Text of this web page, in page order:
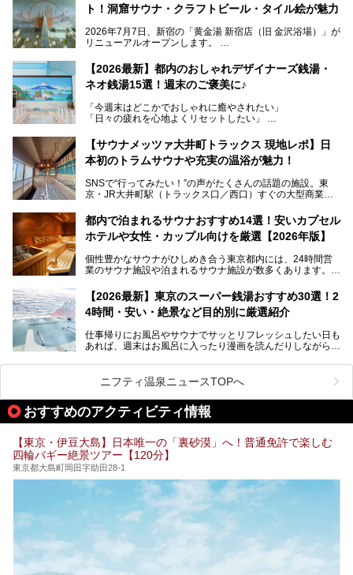
ト！洞窟サウナ・クラフトビール・タイル絵が魅力
2026年7月7日、新宿の「黄金湯 新宿店（旧 金沢浴場）」が
リニューアルオープンします。
レトロでノスタルジックなタイル絵はそのまま、昔からここ
を知る地元の人にも、新しく足を運んでくれる人にも愛され
る、今の時代の"銭湯"として生まれ変わりました。洞窟のよ
ビアバーなど、新しく登場したスポットも併せて紹介しま
す。充実した設備があるのに、基本の入浴料が銭湯価格の5
【2026最新】都内のおしゃれデザイナーズ銭湯・
ネオ銭湯15選！週末のご褒美に♪
「今週末はどこかでおしゃれに癒やされたい」
「日々の疲れを心地よくリセットしたい」
となっている新しいスタイルの銭湯です。
最近、SNSやメディアで「デザイナーズ銭湯」や「ネオ銭
本記事では、そもそもこれらがどんな銭湯なのか、その気に
いおしゃれな名店15選を、おすすめの順番で一挙にご紹介
します。
【サウナメッツァ大井町トラックス 現地レポ】日
本初のトラムサウナや充実の温浴が魅力！
SNSで“行ってみたい！”の声がたくさんの話題の施設。東
京・JR大井町駅（トラックス口／西口）すぐの大型商業施
ツァ大井町トラックス」がニューオープン。施設の様子をレ
ポ―トします。
都内で泊まれるサウナおすすめ14選！安いカプセル
ホテルや女性・カップル向けを厳選【2026年版】
個性豊かなサウナがひしめき合う東京都内には、24時間営
業のサウナ施設や泊まれるサウナ施設が数多くあります。
を旅の目的とする「サ旅」や自分へのご褒美のための宿泊な
ど、自分の好きなタイミングで好きなだけサ活ができるのが
魅力です。
最近では、男性専用施設だけでなく、カップルや女性に嬉し
い個室サウナも増えてきました。
ら、特におすすめしたい施設14選をご紹介します。
してみてください。
【2026最新】東京のスーパー銭湯おすすめ30選！2
4時間・安い・絶景など目的別に厳選紹介
仕事帰りにお風呂やサウナでサッとリフレッシュしたい日も
あれば、週末はお風呂に入ったり漫画を読んだりしながら一
また、終電を逃してしまい、「このまま朝までゆっくりでき
る場所があれば」と探した経験がある人も多いのではないで
しょうか。
そこで本記事では、東京でおすすめのスーパー銭湯を、目的
24時間営業で宿泊できる施設や、1,000円以下で楽しめる安
い施設、デートや休日レジャーにもぴったりなエンタメ要素
が充実した施設など、利用のシーンに合わせて参考にしてく
ださい。
ニフティ温泉ニュースTOPへ
おすすめのアクティビティ情報
【東京・伊豆大島】日本唯一の「裏砂漠」へ！普通免許で楽しむ
四輪バギー絶景ツアー【120分】
東京都大島町岡田字助田28-1